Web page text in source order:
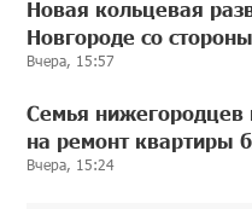
Новая кольцевая
Новгороде со
Вчера, 15:57
Семья нижегородцев
на ремонт квартиры
Вчера, 15:24